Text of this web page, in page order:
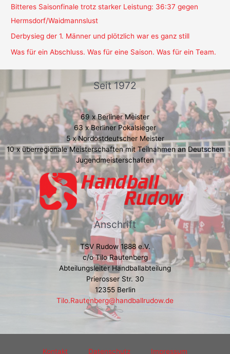
Bitteres Saisonfinale trotz starker Leistung: 36:37 gegen
Hermsdorf/Waidmannslust
Derbysieg der 1. Männer und plötzlich war es ganz still
Was für ein Abschluss. Was für eine Saison. Was für ein Team.
Seit 1972
69 x Berliner Meister
63 x Berliner Pokalsieger
5 x Nordostdeutscher Meister
10 x überregionale Meisterschaften mit Teilnahmen an Deutschen
Jugendmeisterschaften
Anschrift
TSV Rudow 1888 e.V.
c/o Tilo Rautenberg
Abteilungsleiter Handballabteilung
Prierosser Str. 30
12355 Berlin
Tilo.Rautenberg@handballrudow.de
Kontakt Datenschutz Impressum